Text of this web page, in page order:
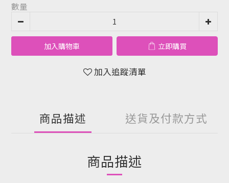
數量
加入購物車 立即購買
加入追蹤清單
商品描述 送貨及付款方式
商品描述